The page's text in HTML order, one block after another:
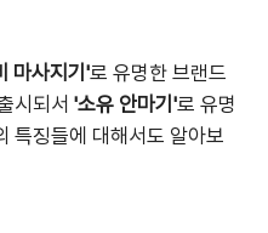
마사지기'로 유명한 브랜드
시되서 '소유 안마기'로 유명
특징들에 대해서도 알아보